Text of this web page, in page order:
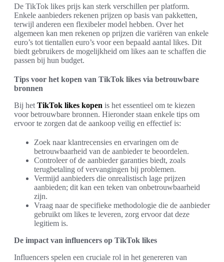
De TikTok likes prijs kan sterk verschillen per platform.
Enkele aanbieders rekenen prijzen op basis van pakketten,
terwijl anderen een flexibeler model hebben. Over het
algemeen kan men rekenen op prijzen die variëren van enkele
euro’s tot tientallen euro’s voor een bepaald aantal likes. Dit
biedt gebruikers de mogelijkheid om likes aan te schaffen die
passen bij hun budget.
Tips voor het kopen van TikTok likes via betrouwbare
bronnen
Bij het TikTok likes kopen is het essentieel om te kiezen
voor betrouwbare bronnen. Hieronder staan enkele tips om
ervoor te zorgen dat de aankoop veilig en effectief is:
Zoek naar klantrecensies en ervaringen om de
betrouwbaarheid van de aanbieder te beoordelen.
Controleer of de aanbieder garanties biedt, zoals
terugbetaling of vervangingen bij problemen.
Vermijd aanbieders die onrealistisch lage prijzen
aanbieden; dit kan een teken van onbetrouwbaarheid
zijn.
Vraag naar de specifieke methodologie die de aanbieder
gebruikt om likes te leveren, zorg ervoor dat deze
legitiem is.
De impact van influencers op TikTok likes
Influencers spelen een cruciale rol in het genereren van